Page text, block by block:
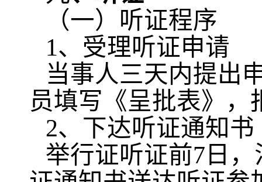
（一）听证程序
1、受理听证申请
当事人三天内提出
员填写《呈批表》
2、下达听证通知书
举行证听证前7日